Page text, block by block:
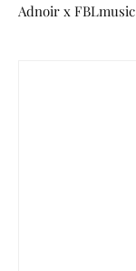
Adnoir x FBLmusic